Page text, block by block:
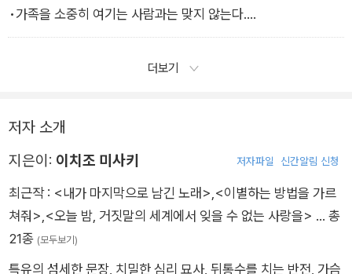
•가족을 소중히 여기는 사람과는 맞지 않는다.
•착실하지 않은 사람이 좋다.
더보기
저자 소개
지은이: 이치조 미사키 저자파일 신간알림 신청
최근작 : <내가 마지막으로 남긴 노래>,<이별하는 방법을 가르
쳐줘>,<오늘 밤, 거짓말의 세계에서 잊을 수 없는 사랑을> … 총
21종 (모두보기)
특유의 섬세한 문장, 치밀한 심리 묘사, 뒤통수를 치는 반전, 가슴